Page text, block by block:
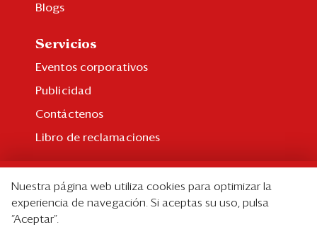
Blogs
Servicios
Eventos corporativos
Publicidad
Contáctenos
Libro de reclamaciones
Suscripción individual
Paquetes corporativos
Nuestra página web utiliza cookies para optimizar la
experiencia de navegación. Si aceptas su uso, pulsa
“Aceptar”.